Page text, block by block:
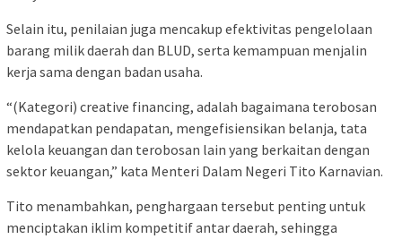
Selain itu, penilaian juga mencakup efektivitas pengelolaan
barang milik daerah dan BLUD, serta kemampuan menjalin
kerja sama dengan badan usaha.
“(Kategori) creative financing, adalah bagaimana terobosan
mendapatkan pendapatan, mengefisiensikan belanja, tata
kelola keuangan dan terobosan lain yang berkaitan dengan
sektor keuangan,” kata Menteri Dalam Negeri Tito Karnavian.
Tito menambahkan, penghargaan tersebut penting untuk
menciptakan iklim kompetitif antar daerah, sehingga